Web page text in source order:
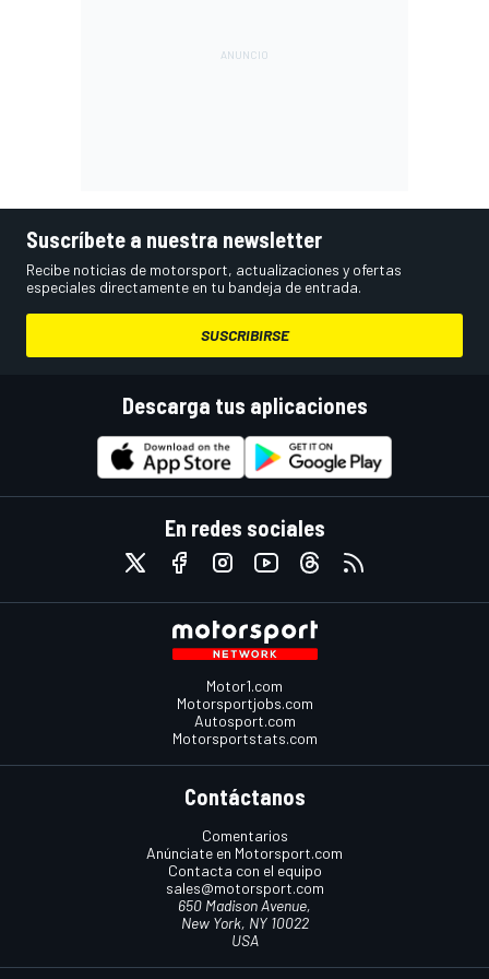
Suscríbete a nuestra newsletter
Recibe noticias de motorsport, actualizaciones y ofertas
especiales directamente en tu bandeja de entrada.
SUSCRIBIRSE
Descarga tus aplicaciones
En redes sociales
Motor1.com
Motorsportjobs.com
Autosport.com
Motorsportstats.com
Contáctanos
Comentarios
Anúnciate en Motorsport.com
Contacta con el equipo
sales@motorsport.com
650 Madison Avenue,
New York, NY 10022
USA